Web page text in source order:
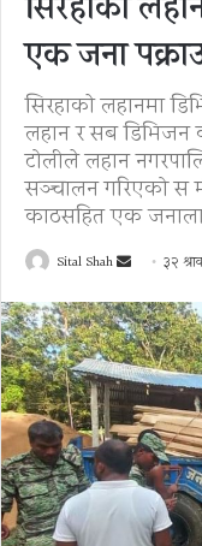
एक जना
सिरहाकाे लहानमा
लहान र सब डिभिजन
टोलीले लहान
सञ्चालन गरिएको स
काठसहित एक
Sital Shah
Send
email
३२